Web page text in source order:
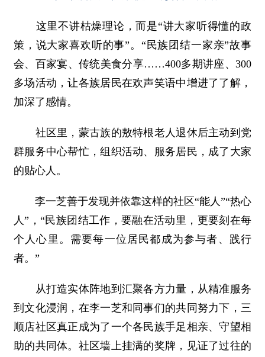
这里不讲枯燥理论，而是“讲大家听得懂的政
策，说大家喜欢听的事”。“民族团结一家亲”故事
会、百家宴、传统美食分享……400多期讲座、300
多场活动，让各族居民在欢声笑语中增进了了解，
加深了感情。
社区里，蒙古族的敖特根老人退休后主动到党
群服务中心帮忙，组织活动、服务居民，成了大家
的贴心人。
李一芝善于发现并依靠这样的社区“能人”“热心
人”，“民族团结工作，要融在活动里，更要刻在每
个人心里。需要每一位居民都成为参与者、践行
者。”
从打造实体阵地到汇聚各方力量，从精准服务
到文化浸润，在李一芝和同事们的共同努力下，三
顺店社区真正成为了一个各民族手足相亲、守望相
助的共同体。社区墙上挂满的奖牌，见证了过往的